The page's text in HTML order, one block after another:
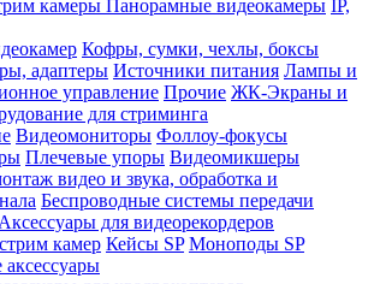
камеры Панорамные видеокамеры IP,
Кофры, сумки, чехлы, боксы
адаптеры Источники питания Лампы и
управление Прочие ЖК-Экраны и
для стриминга
Видеомониторы Фоллоу-фокусы
Плечевые упоры Видеомикшеры
видео и звука, обработка и
Беспроводные системы передачи
Аксессуары для видеорекордеров
камер Кейсы SP Моноподы SP